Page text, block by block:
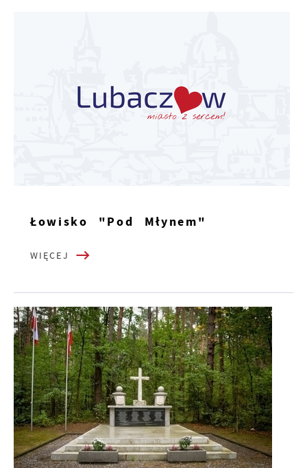
Łowisko "Pod Młynem"
WIĘCEJ